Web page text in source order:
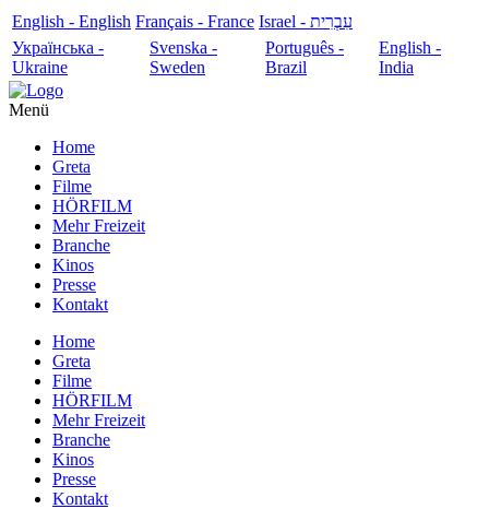
English - English Français - France
עִבְרִית - Israel
Українська -
Ukraine
Svenska -
Sweden
Português -
Brazil
English -
India
Menü
Home
Greta
Filme
HÖRFILM
Mehr Freizeit
Branche
Kinos
Presse
Kontakt
Home
Greta
Filme
HÖRFILM
Mehr Freizeit
Branche
Kinos
Presse
Kontakt